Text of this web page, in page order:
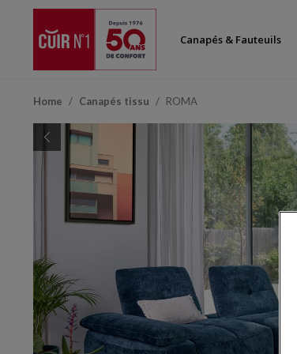
Canapés & Fauteuils
Home Canapés tissu ROMA
Previous